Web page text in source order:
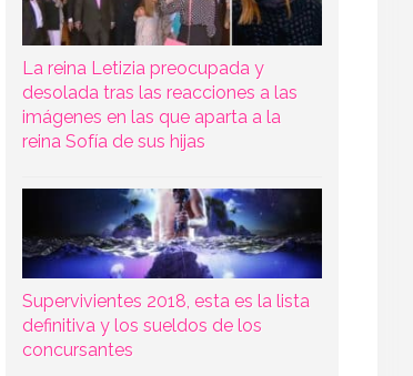
La reina Letizia preocupada y
desolada tras las reacciones a las
imágenes en las que aparta a la
reina Sofía de sus hijas
Supervivientes 2018, esta es la lista
definitiva y los sueldos de los
concursantes